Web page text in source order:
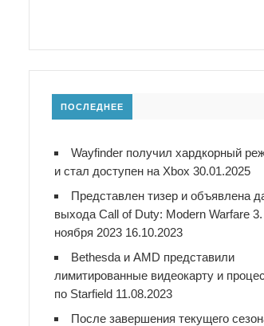
ПОСЛЕДНЕЕ
Wayfinder получил хардкорный
и стал доступен на Xbox 30.01.2025
Представлен тизер и объявлена
выхода Call of Duty: Modern Warfare
ноября 2023 16.10.2023
Bethesda и AMD представили
лимитированные видеокарту и
по Starfield 11.08.2023
После завершения текущего